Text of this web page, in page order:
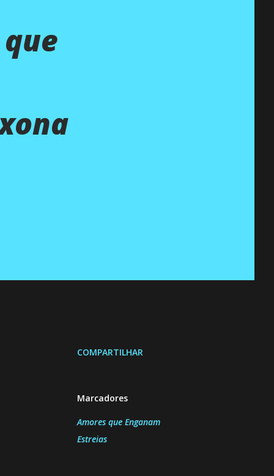
COMPARTILHAR
Marcadores
Amores que Enganam
Estreias